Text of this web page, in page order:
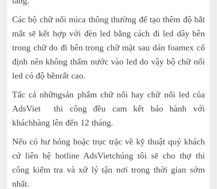
Các bộ chữ nổi mica thông thường để tạo thêm độ bắt
mắt sẽ kết hợp với đèn led bằng cách đi led dây bên
trong chữ do đi bên trong chữ mặt sau dán foamex cố
định nên không thấm nước vào led do vậy bộ chữ nổi
led có độ bềnrất cao.
Tấc cả nhữngsản phẩm chữ nổi hay chữ nổi led của
AdsViet thi công đều cam kết bảo hành với
kháchhàng lên đến 12 tháng.
Nếu có hư hỏng hoặc trục trặc về kỹ thuật quý khách
cứ liên hệ hotline AdsVietchúng tôi sẽ cho thợ thi
công kiểm tra và xử lý tận nơi trong thời gian sớm
nhất.